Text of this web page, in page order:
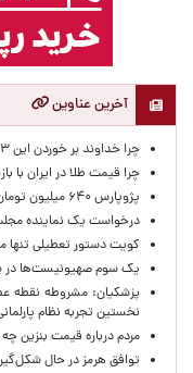
آخرین عناوین
چرا خداوند بر خوردن این ۳ میوه تأکید کرده است؟!
چرا قیمت طلا در ایران با
پژوپارس ۶۴۰ میلیون تومان شد/ جدول قیمت مدل‌های مختلف خودرو
درخواست یک نماینده مجلس
کویت دستور تعطیلی تنها
یک‌ سوم صهیونیست‌ها در
پزشکیان: مشروطه نقطه
نخستین تجربه نظام
مردم درباره قیمت بنزین
توافق هرمز در حال